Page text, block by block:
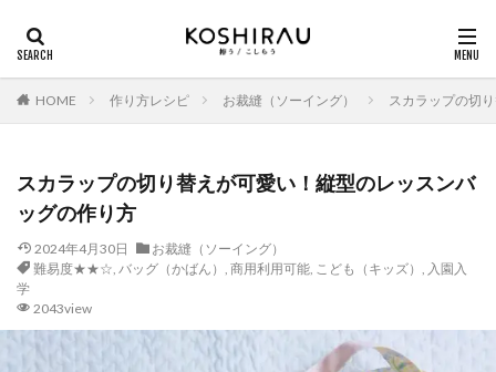
HOME 作り方レシピ お裁縫（ソーイング） スカラップの切
スカラップの切り替えが可愛い！縦型のレッスンバ
ッグの作り方
2024年4月30日
お裁縫（ソーイング）
難易度★★☆, バッグ（かばん） , 商用利用可能, こども（キッズ） , 入園入
学
2043view